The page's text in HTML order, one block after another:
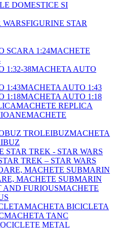
DOMESTICE SI
FIGURINE STAR
MACHETE
MACHETA AUTO
MACHETA AUTO 1:43
MACHETA AUTO 1:18
MACHETE REPLICA
MACHETE
MACHETA
TREK – STAR WARS
MACHETE SUBMARIN
MACHETE
MACHETA BICICLETA
MACHETA TANC